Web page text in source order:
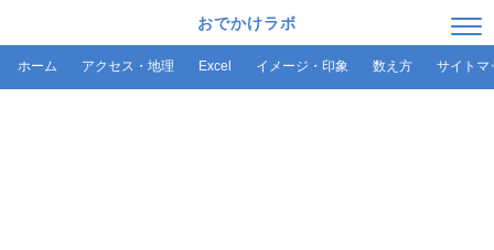
おでかけラボ
ホーム アクセス・地理 Excel イメージ・印象 数え方 サイトマ